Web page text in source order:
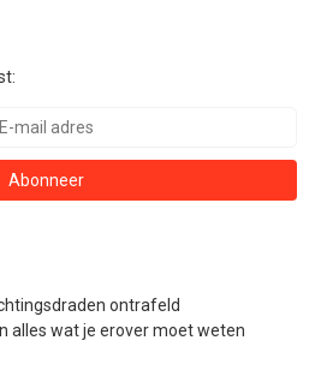
Abonneer
ontrafeld
alles wat je erover moet weten